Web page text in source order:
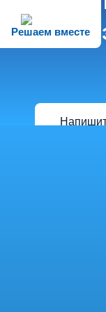
Решаем вместе